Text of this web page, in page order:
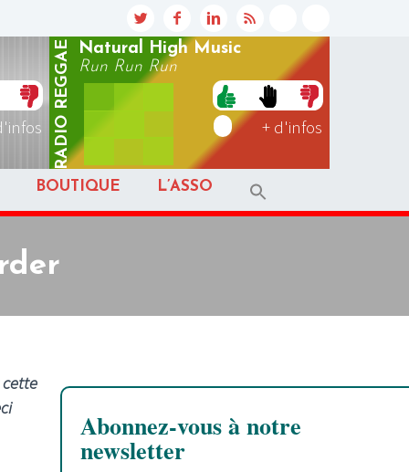
RADIO
REGGAE
Natural High Music
Run Run Run
+ d'infos
BOUTIQUE L’ASSO
Abonnez-vous à notre
newsletter